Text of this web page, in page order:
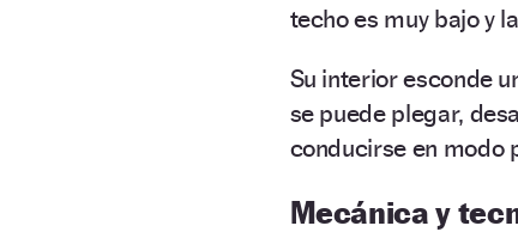
techo es muy bajo y
Su interior esconde
se puede plegar,
conducirse en modo
Mecánica y